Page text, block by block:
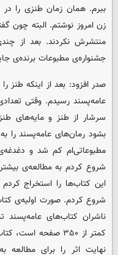
ببرم. همان زمان طنزی را
زن امروز نوشتم. البته چون
منتشرش نکردند. بعد از
جشنواره‌ی مطبوعات برنده‌ی
صدر افزود: بعد از اینکه طنز
عامه‌پسند رسیدم. وقتی
سرشار از طنز و مایه‌های
بشود رمان‌های عامه‌پسند را
مطبوعاتی‌ام کم شد و
شروع کردم به مطالعه‌ی
شروع کردم. صورت اولیه‌ی
ناشران کتاب‌های
کمتر از ۳۵۰ صفحه
نهایت اثر را برای